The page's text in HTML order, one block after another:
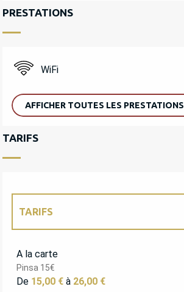
PRESTATIONS
WiFi
AFFICHER TOUTES LES PRESTATIONS
TARIFS
TARIFS
A la carte
Pinsa 15€
De 15,00 € à 26,00 €